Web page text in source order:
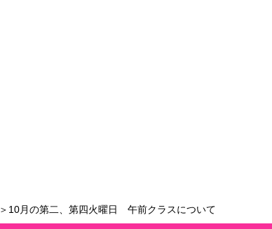
＞10月の第二、第四火曜日 午前クラスについて